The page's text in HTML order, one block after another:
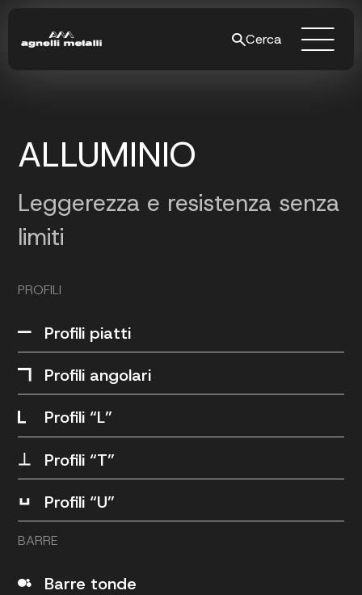
Cerca
ALLUMINIO
Leggerezza e resistenza senza
limiti
PROFILI
Profili piatti
Profili angolari
Profili “L”
Profili “T”
Profili “U”
BARRE
Barre tonde